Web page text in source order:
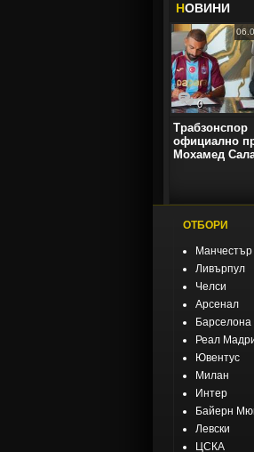
НОВИНИ
0
Трабзонспор
официално
Мохамед
ОТБОРИ
Ливърпул
Челси
Арсенал
Барселона
Реал
Ювентус
Милан
Интер
Байерн
Левски
ЦСКА